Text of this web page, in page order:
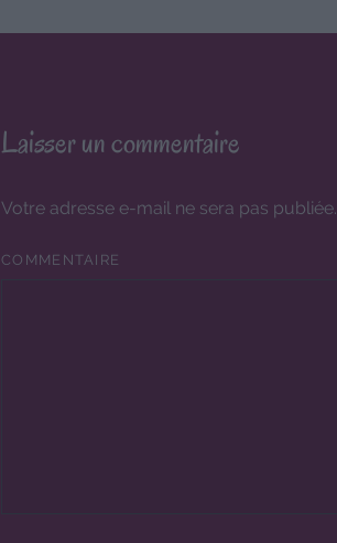
Laisser un commentaire
Votre adresse e-mail ne sera pas publiée.
COMMENTAIRE